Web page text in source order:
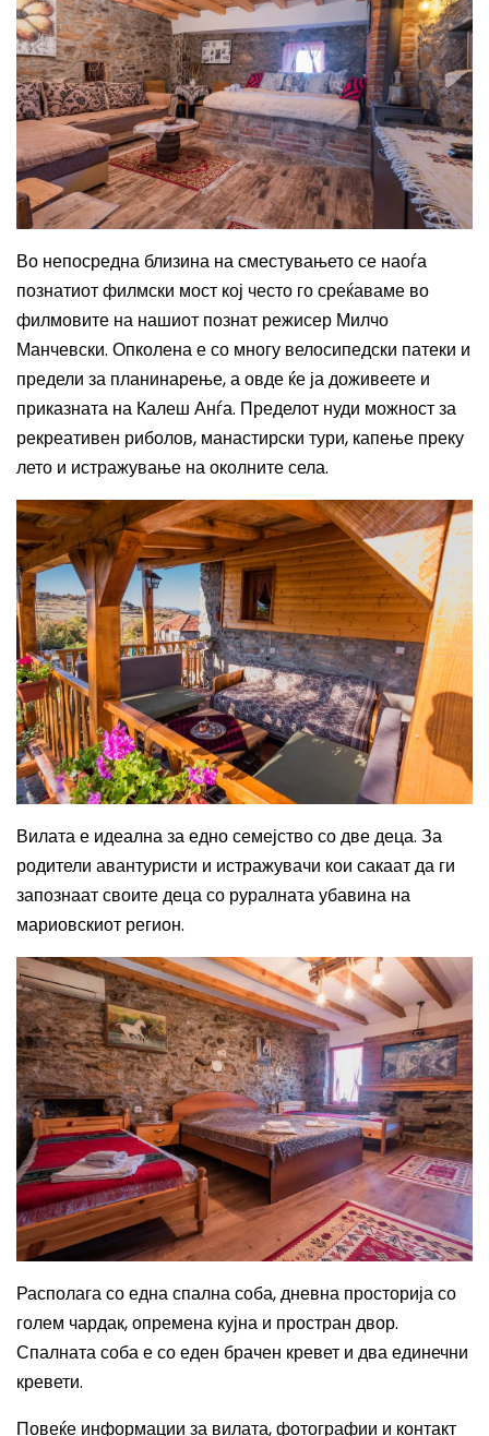
Во непосредна близина на сместувањето се наоѓа
познатиот филмски мост кој често го среќаваме во
филмовите на нашиот познат режисер Милчо
Манчевски. Опколена е со многу велосипедски патеки и
предели за планинарење, а овде ќе ја доживеете и
приказната на Калеш Анѓа. Пределот нуди можност за
рекреативен риболов, манастирски тури, капење преку
лето и истражување на околните села.
Вилата е идеална за едно семејство со две деца. За
родители авантуристи и истражувачи кои сакаат да ги
запознаат своите деца со руралната убавина на
мариовскиот регион.
Располага со една спална соба, дневна просторија со
голем чардак, опремена кујна и простран двор.
Спалната соба е со еден брачен кревет и два единечни
кревети.
Повеќе информации за вилата, фотографии и контакт